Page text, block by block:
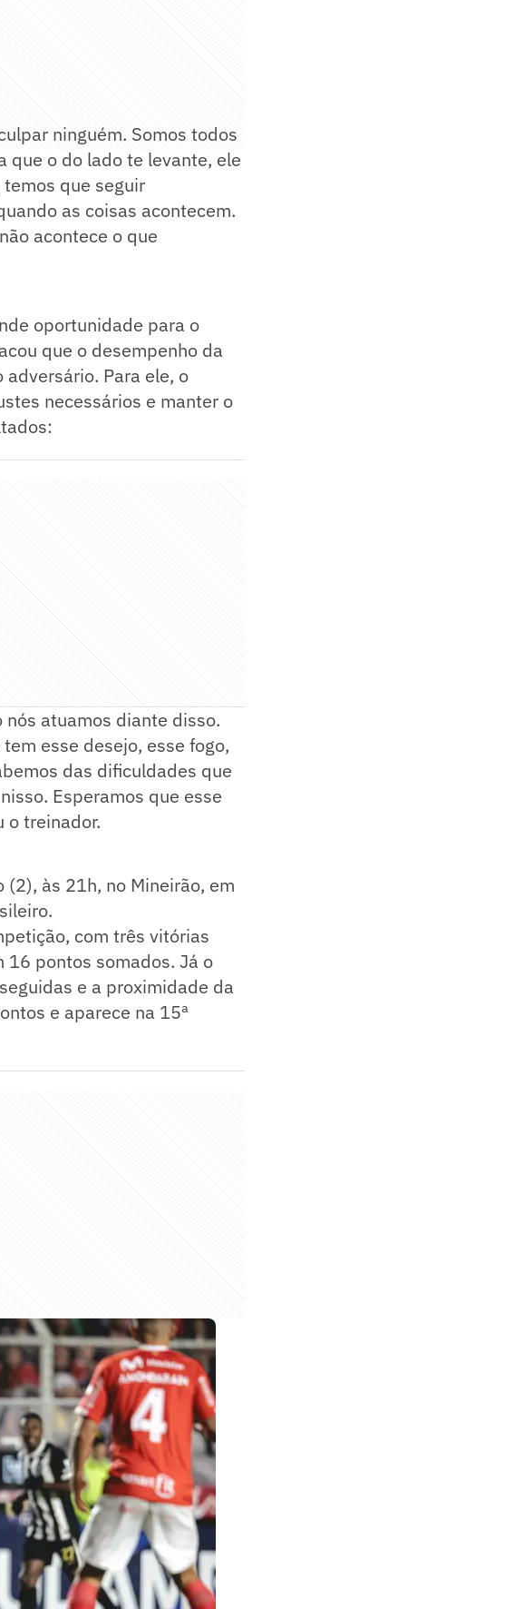
ninguém. Somos todos
que o do lado te levante, ele
que seguir
as coisas acontecem.
acontece o que
oportunidade para o
que o desempenho da
Para ele, o
necessários e manter o
atuamos diante disso.
esse desejo, esse fogo,
das dificuldades que
Esperamos que esse
o treinador.
às 21h, no Mineirão, em
com três vitórias
16 pontos somados. Já o
e a proximidade da
e aparece na 15ª